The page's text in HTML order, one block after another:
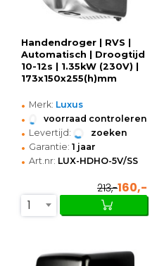
Handendroger | RVS |
Automatisch | Droogtijd
10-12s | 1.35kW (230V) |
173x150x255(h)mm
• Merk: Luxus
• voorraad controleren
• Levertijd: zoeken
• Garantie: 1 jaar
• Art.nr: LUX-HDHO-5V/SS
213,-160,-
1